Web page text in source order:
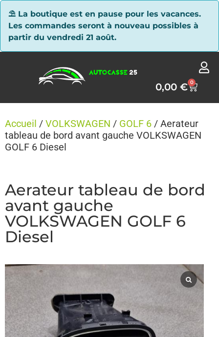
⛱ La boutique est en pause pour les vacances.
Les commandes seront à nouveau possibles à
partir du vendredi 21 août.
0,00€ 0
Accueil / VOLKSWAGEN / GOLF 6 / Aerateur
tableau de bord avant gauche VOLKSWAGEN
GOLF 6 Diesel
Aerateur tableau de bord
avant gauche
VOLKSWAGEN GOLF 6
Diesel
Panneau de gestion des cookies